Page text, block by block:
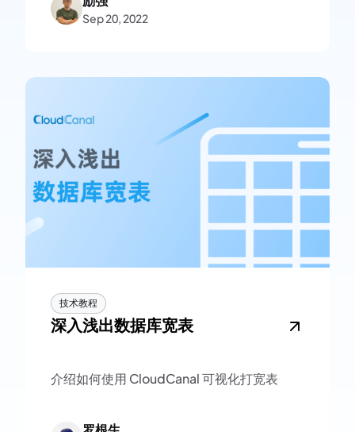
Sep 20, 2022
技术教程
深入浅出数据库宽表
介绍如何使用 CloudCanal 可视化打宽表